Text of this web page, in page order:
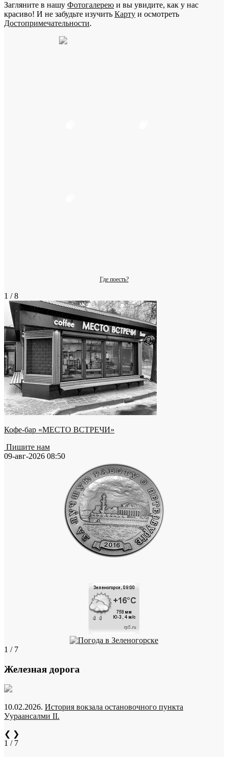
Загляните в нашу Фотогалерею и вы увидите, как у нас
красиво! И не забудьте изучить Карту и осмотреть
Достопримечательности.
Где поесть?
1 / 8
Кофе-бар «МЕСТО ВСТРЕЧИ»
Пишите нам
09-авг-2026 08:50
1 / 7
Железная дорога
10.02.2026. История вокзала остановочного пункта
Уураансалми II.
❮ ❯
1 / 7